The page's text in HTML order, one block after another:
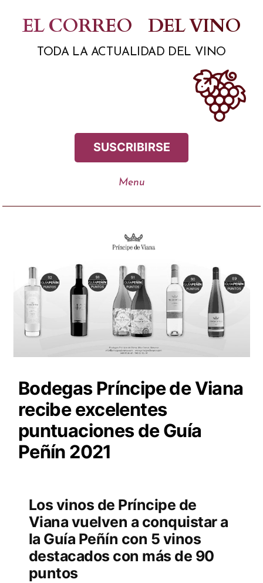
contenido
EL CORREO DEL VINO
TODA LA ACTUALIDAD DEL VINO
SUSCRIBIRSE
Bodegas Príncipe de Viana
recibe excelentes
puntuaciones de Guía
Peñín 2021
Los vinos de Príncipe de
Viana vuelven a conquistar a
la Guía Peñín con 5 vinos
destacados con más de 90
puntos